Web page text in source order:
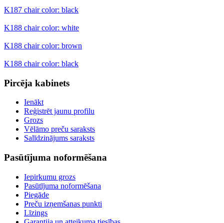
K187 chair color: black
K188 chair color: white
K188 chair color: brown
K188 chair color: black
Pircēja kabinets
Ienākt
Reģistrēt jaunu profilu
Grozs
Vēlāmo preču saraksts
Salīdzinājums saraksts
Pasūtījuma noformēšana
Iepirkumu grozs
Pasūtījuma noformēšana
Piegāde
Preču izņemšanas punkti
Līzings